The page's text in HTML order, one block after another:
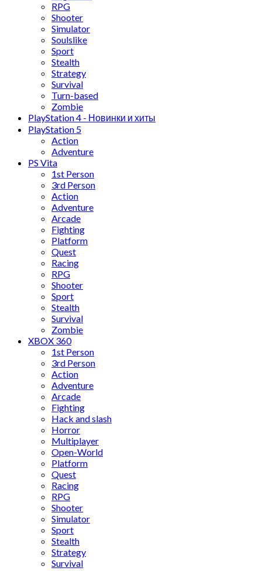
RPG
Shooter
Simulator
Soulslike
Sport
Stealth
Strategy
Survival
Turn-based
Zombie
PlayStation 4 - Новинки и хиты
PlayStation 5
Action
Adventure
PS Vita
1st Person
3rd Person
Action
Adventure
Arcade
Fighting
Platform
Quest
Racing
RPG
Shooter
Sport
Stealth
Survival
Zombie
XBOX 360
1st Person
3rd Person
Action
Adventure
Arcade
Fighting
Hack and slash
Horror
Multiplayer
Open-World
Platform
Quest
Racing
RPG
Shooter
Simulator
Sport
Stealth
Strategy
Survival